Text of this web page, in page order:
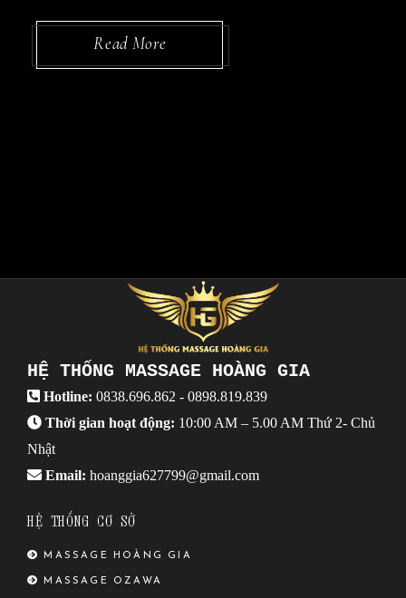
Read More
HỆ THỐNG MASSAGE HOÀNG GIA
Hotline: 0838.696.862 - 0898.819.839
Thời gian hoạt động: 10:00 AM – 5.00 AM Thứ 2- Chủ
Nhật
Email: hoanggia627799@gmail.com
HỆ THỐNG CƠ SỞ
MASSAGE HOÀNG GIA
MASSAGE OZAWA